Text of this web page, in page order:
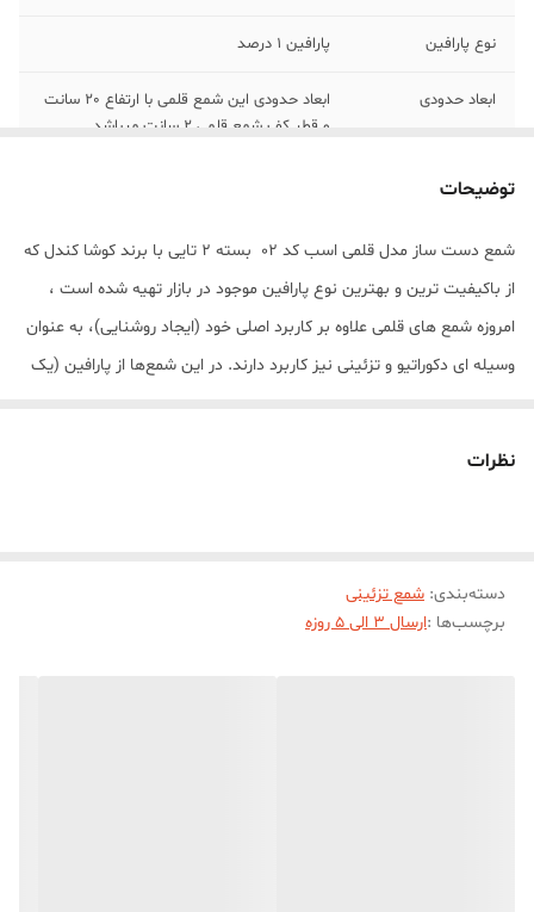
نوع پارافین پارافین 1 درصد
ابعاد حدودی
ابعاد حدودی این شمع قلمی با ارتفاع 20 سانت
و قطر کف شمع قلمی 2 سانت میباشد
توضیحات
شمع دست ساز مدل قلمی اسب کد 02 بسته 2 تایی با برند کوشا کندل که
از باکیفیت ترین و بهترین نوع پارافین موجود در بازار تهیه شده است ،
امروزه شمع های قلمی علاوه بر کاربرد اصلی خود (ایجاد روشنایی)، به عنوان
وسیله ای دکوراتیو و تزئینی نیز کاربرد دارند. در این شمع‌ها از پارافین (یک
نظرات
دسته‌بندی: شمع تزئینی
برچسب‌ها :ارسال 3 الی 5 روزه